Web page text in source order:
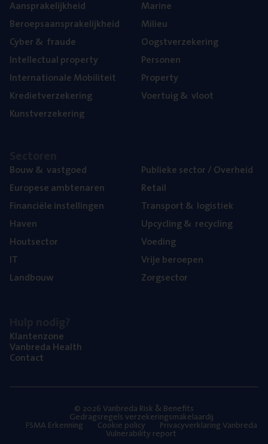
Aan­spra­ke­lijk­heid
Beroeps­aan­spra­ke­lijk­heid
Cyber& fraude
Intel­lec­tu­al property
Inter­na­ti­o­na­le Mobiliteit
Kre­diet­ver­ze­ke­ring
Kunst­ver­ze­ke­ring
Mari­ne
Mili­eu
Oogst­ver­ze­ke­ring
Per­so­nen
Pro­per­ty
Voer­tuig& vloot
Bouw& vastgoed
Euro­pe­se ambtenaren
Finan­ci­ë­le instellingen
Haven
Hout­sec­tor
IT
Land­bouw
Publie­ke sec­tor / Overheid
Retail
Trans­port& logistiek
Upcy­cling& recycling
Voe­ding
Vrije beroe­pen
Zorg­sec­tor
Klan­ten­zo­ne
Van­b­re­da Health
Con­tact
© 2026 Vanbreda Risk & Benefits
Gedragsregels verzekeringsmakelaardij
FSMA Erkenning Cookie policy Privacyverklaring Vanbreda
Vulnerability report